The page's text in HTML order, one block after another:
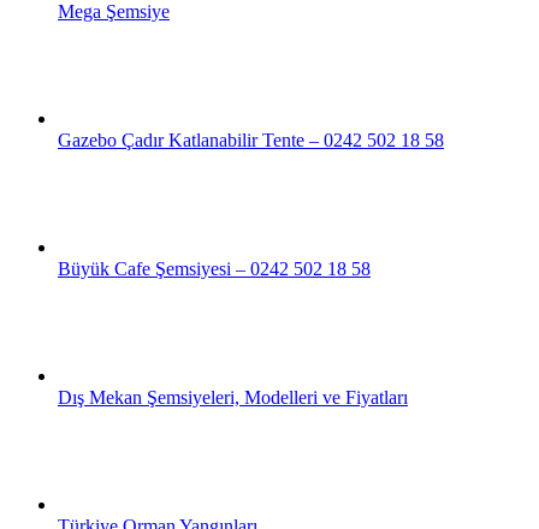
Mega Şemsiye
Gazebo Çadır Katlanabilir Tente – 0242 502 18 58
Büyük Cafe Şemsiyesi – 0242 502 18 58
Dış Mekan Şemsiyeleri, Modelleri ve Fiyatları